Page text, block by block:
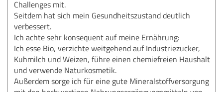
Challenges mit.
Seitdem hat sich mein Gesundheitszustand deutlich
verbessert.
Ich achte sehr konsequent auf meine Ernährung:
Ich esse Bio, verzichte weitgehend auf Industriezucker,
Kuhmilch und Weizen, führe einen chemiefreien Haushalt
und verwende Naturkosmetik.
Außerdem sorge ich für eine gute Mineralstoffversorgung